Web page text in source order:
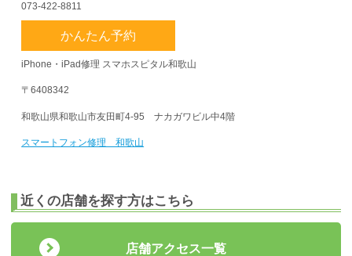
073-422-8811
かんたん予約
iPhone・iPad修理 スマホスピタル和歌山
〒6408342
和歌山県和歌山市友田町4-95 ナカガワビル中4階
スマートフォン修理 和歌山
近くの店舗を探す方はこちら
店舗アクセス一覧